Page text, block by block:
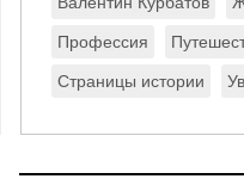
Профессия
Страницы истории